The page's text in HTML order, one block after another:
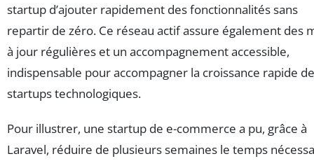
startup d’ajouter rapidement des fonctionnalités sans
repartir de zéro. Ce réseau actif assure également des
à jour régulières et un accompagnement accessible,
indispensable pour accompagner la croissance rapide
startups technologiques.
Pour illustrer, une startup de e-commerce a pu, grâce à
Laravel, réduire de plusieurs semaines le temps